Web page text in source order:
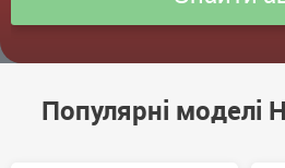
Популярні моделі